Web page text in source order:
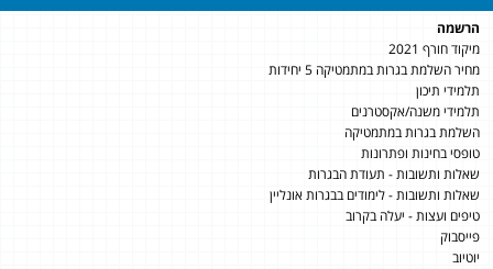
הרשמה
מיקוד חורף 2021
מחיר השלמת בגרות במתמטיקה 5 יחידות
תלמידי תיכון
תלמידי משנה/אקסטרנים
השלמת בגרות במתמטיקה
טופסי בחינות ופתרונות
שאלות ותשובות - תעודת הבגרות
שאלות ותשובות - לימודים בבגרות אונליין
טיפים ועצות - יעלה בקרוב
פייסבוק
יוטיוב